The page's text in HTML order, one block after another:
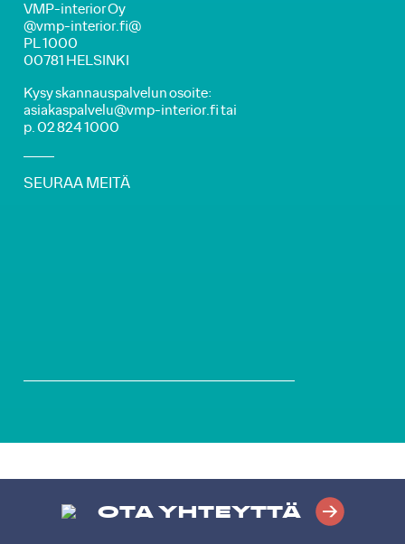
OTA YHTEYTTÄ
VMP-interior Oy
@vmp-interior.fi@
PL 1000
00781 HELSINKI
Kysy skannauspalvelun osoite:
asiakaspalvelu@vmp-interior.fi tai
p. 02 824 1000
SEURAA MEITÄ